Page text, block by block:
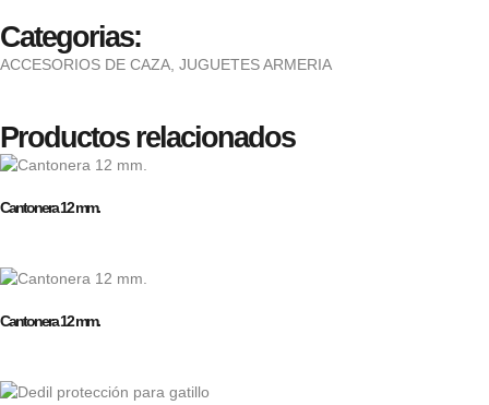
Categorias:
ACCESORIOS DE CAZA JUGUETES ARMERIA
Productos relacionados
Cantonera 12 mm.
Cantonera 12 mm.